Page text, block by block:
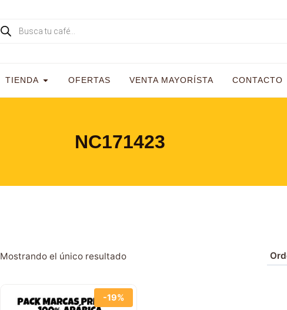
TIENDA OFERTAS VENTA MAYORÍSTA CONTACTO
NC171423
Mostrando el único resultado
-19%